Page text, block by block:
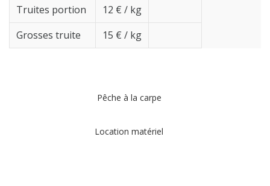
Truites portion
12 € / kg
Grosses truite
15 € / kg
Pêche à la carpe
Location matériel